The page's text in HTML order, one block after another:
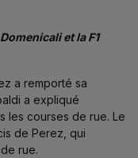
et la F1
a remporté sa
a expliqué
les courses de rue. Le
de Perez, qui
rue.